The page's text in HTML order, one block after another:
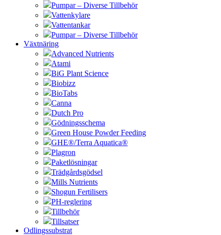
Pumpar – Diverse Tillbehör
Vattenkylare
Vattentankar
Pumpar – Diverse Tillbehör
Växtnäring
Advanced Nutrients
Atami
BiG Plant Science
Biobizz
BioTabs
Canna
Dutch Pro
Gödningsschema
Green House Powder Feeding
GHE®/Terra Aquatica®
Plagron
Paketlösningar
Trädgårdsgödsel
Mills Nutrients
Shogun Fertilisers
PH-reglering
Tillbehör
Tillsatser
Odlingssubstrat